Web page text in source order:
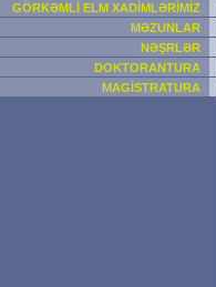
GÖRKƏMLİ ELM XADİMLƏRİMİZ
MƏZUNLAR
NƏŞRLƏR
DOKTORANTURA
MAGİSTRATURA